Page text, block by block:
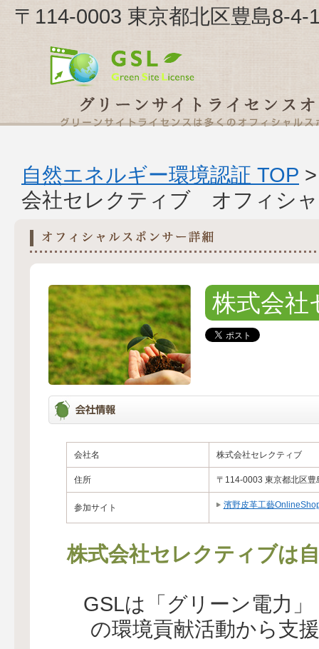
〒114-0003 東京都北区豊島8-
自然エネルギー環境認証 TOP
会社セレクティブ オフィシ
株式会社
会社名 株式会社セレクティブ
住所 〒114-0003 東京都北区
参加サイト 濱野皮革工藝
株式会社セレクティブは
GSLは「グリーン電力
の環境貢献活動から支